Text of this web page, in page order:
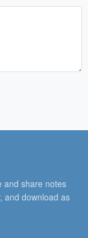
and share notes
and download as